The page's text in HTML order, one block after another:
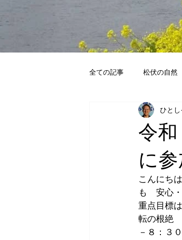
全ての記事 松伏の自然
令
に
ひとし
こんにち
も　安心
重点目標
転の根絶
－８：３